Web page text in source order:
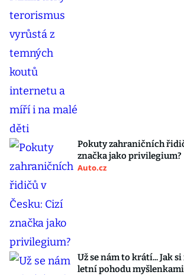
Pokuty zahraničních
značka jako privilegium?
Auto.cz
Už se nám to krátí... Jak
letní pohodu